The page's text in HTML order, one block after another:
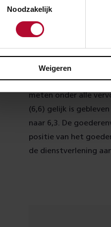
Noodzakelijk
Weigeren
aan te pakken.
Programma
ProRail laat zelf elk
meten onder alle
(6,6) gelijk is
naar 6,3. De
positie van het
de dienstverlening